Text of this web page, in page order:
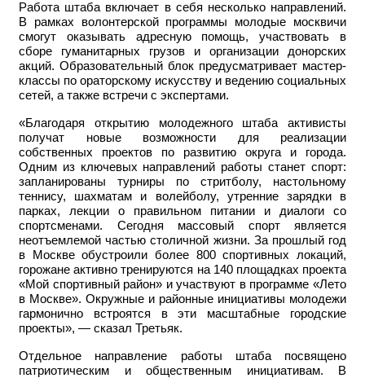
Работа штаба включает в себя несколько направлений.
В рамках волонтерской программы молодые москвичи
смогут оказывать адресную помощь, участвовать в
сборе гуманитарных грузов и организации донорских
акций. Образовательный блок предусматривает мастер-
классы по ораторскому искусству и ведению социальных
сетей, а также встречи с экспертами.
«Благодаря открытию молодежного штаба активисты
получат новые возможности для реализации
собственных проектов по развитию округа и города.
Одним из ключевых направлений работы станет спорт:
запланированы турниры по стритболу, настольному
теннису, шахматам и волейболу, утренние зарядки в
парках, лекции о правильном питании и диалоги со
спортсменами. Сегодня массовый спорт является
неотъемлемой частью столичной жизни. За прошлый год
в Москве обустроили более 800 спортивных локаций,
горожане активно тренируются на 140 площадках проекта
«Мой спортивный район» и участвуют в программе «Лето
в Москве». Окружные и районные инициативы молодежи
гармонично встроятся в эти масштабные городские
проекты», — сказал Третьяк.
Отдельное направление работы штаба посвящено
патриотическим и общественным инициативам. В